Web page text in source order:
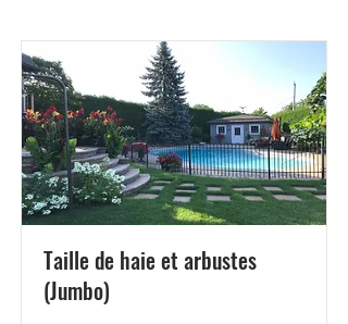
Taille de haie et arbustes
(Jumbo)